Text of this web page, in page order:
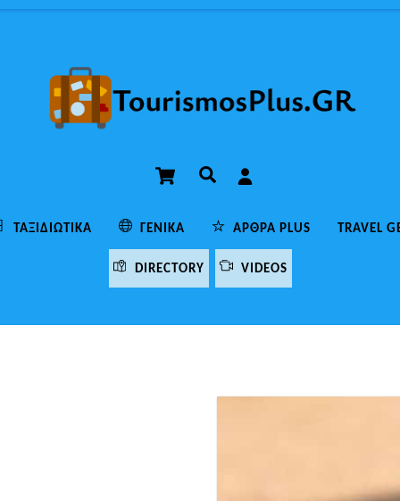
Cart Αναζήτηση
ΤΑΞΙΔΙΩΤΙΚΆ ΓΕΝΙΚΆ ΆΡΘΡΑ PLUS TRAVEL
DIRECTORY VIDEOS